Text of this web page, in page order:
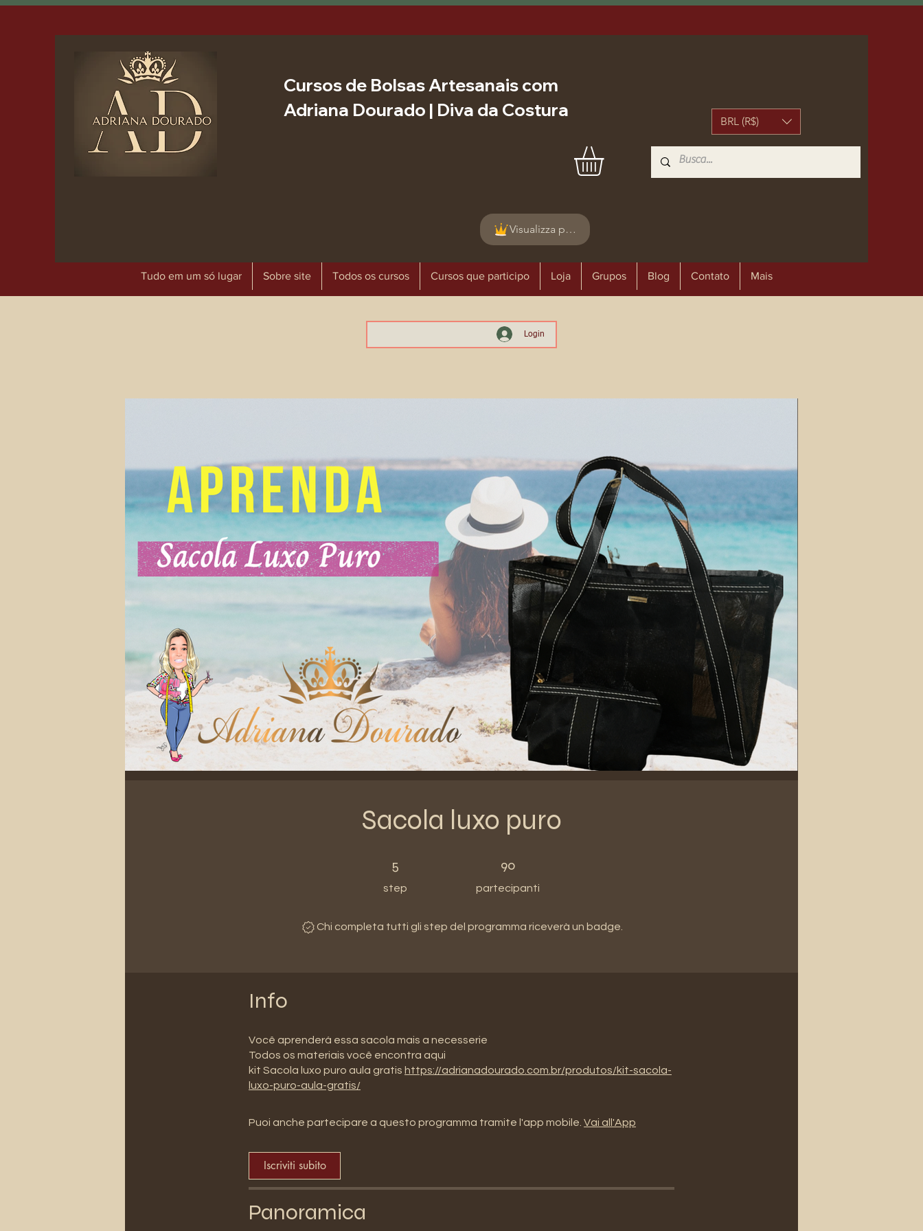
Cursos de Bolsas Artesanais com
Adriana Dourado | Diva da Costura
BRL (R$)
Visualizza punti
Tudo em um só lugar Sobre site Todos os cursos Cursos que participo Loja Grupos Blog Contato Mais
Login
Sacola luxo puro
5
step
90
partecipanti
Chi completa tutti gli step del programma riceverà un badge.
Info
Você aprenderá essa sacola mais a necesserie
Todos os materiais você encontra aqui
kit Sacola luxo puro aula gratis https://adrianadourado.com.br/produtos/kit-sacola-
luxo-puro-aula-gratis/
Puoi anche partecipare a questo programma tramite l'app mobile. Vai all'App
Iscriviti subito
Panoramica